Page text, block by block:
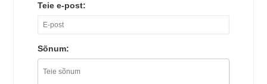
Teie e-post:
Sõnum: